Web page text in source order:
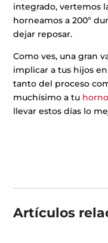
integrado, vertemos
horneamos a 200º
dejar reposar.
Como ves, una gran
implicar a tus hijos
tanto del proceso
muchísimo a tu
llevar estos días lo
Artículos